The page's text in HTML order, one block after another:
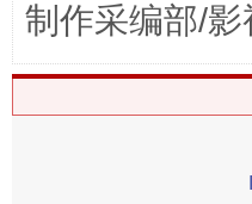
这是一记警钟
制作采编部/